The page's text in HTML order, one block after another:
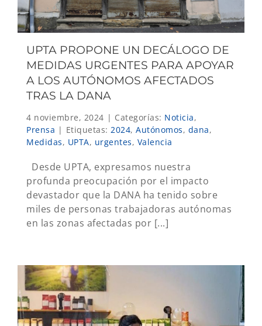
UPTA PROPONE UN DECÁLOGO DE
MEDIDAS URGENTES PARA APOYAR
A LOS AUTÓNOMOS AFECTADOS
TRAS LA DANA
4 noviembre, 2024 | Categorías: Noticia,
Prensa | Etiquetas: 2024, Autónomos, dana,
Medidas, UPTA, urgentes, Valencia
Desde UPTA, expresamos nuestra
profunda preocupación por el impacto
devastador que la DANA ha tenido sobre
miles de personas trabajadoras autónomas
en las zonas afectadas por [...]